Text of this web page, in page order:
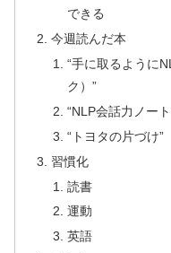
できる
今週読んだ本
“手に取るように
ク）”
“NLP会話力ノー
“トヨタの片づけ”
習慣化
読書
運動
英語